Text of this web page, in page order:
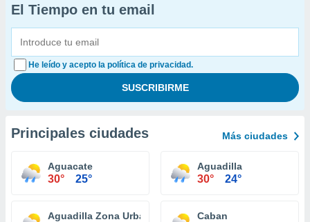
El Tiempo en tu email
He leído y acepto la política de privacidad.
Principales ciudades Más ciudades
Aguacate
30° 25°
Aguadilla
30° 24°
Aguadilla Zona Urbana Caban